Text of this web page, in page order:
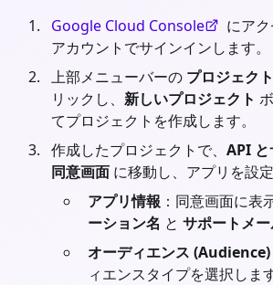
Google Cloud Console
にア
アカウントでサインインします。
上部メニューバーの プロジェク
リックし、 新しいプロジェクト
てプロジェクトを作成します。
作成したプロジェクトで、 API
同意画面 に移動し、アプリを設
アプリ情報 ：同意画面に表
ーション名 と サポートメ
オーディエンス (Audience)
ィエンスタイプを選択しま